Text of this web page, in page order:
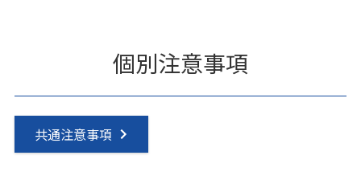
個別注意事項
共通注意事項